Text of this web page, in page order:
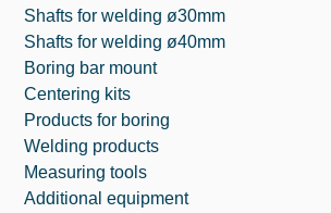
Shafts for welding ø30mm
Shafts for welding ø40mm
Boring bar mount
Centering kits
Products for boring
Welding products
Measuring tools
Additional equipment